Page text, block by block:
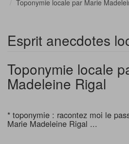
Toponymie locale par Marie
Esprit anecdotes
Toponymie locale
Madeleine Rigal
* toponymie : racontez moi le
Marie Madeleine Rigal ...